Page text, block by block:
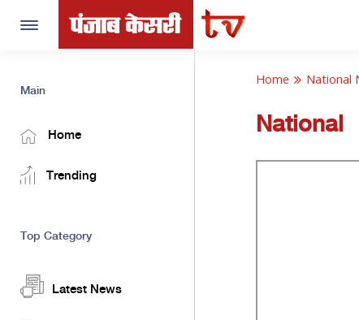
Toggle
Main
Home
Trending
Top Category
Latest News
Home National
National